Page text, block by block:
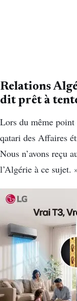
Relations
dit prêt à
Lors du même
qatari des Affaires
Nous n’avons reçu
l’Algérie à ce sujet.